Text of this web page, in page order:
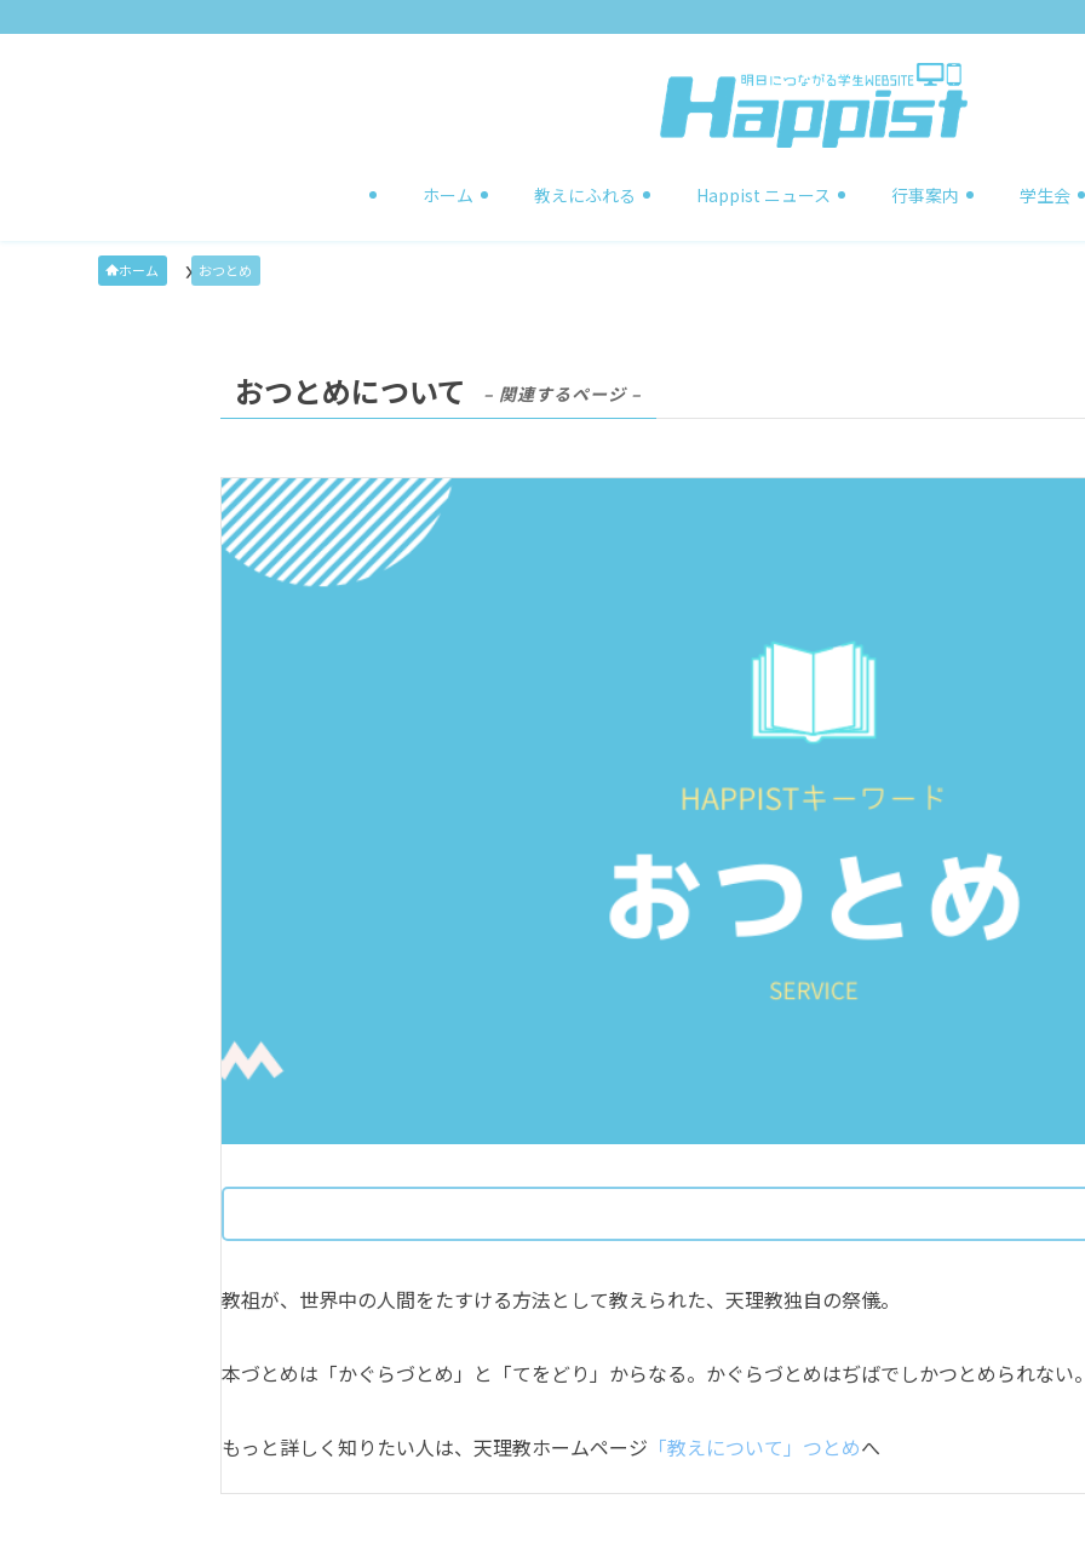
ホーム 教えにふれる Happist ニュース 行事案内 学生会
ホーム おつとめ
おつとめについて – 関連するページ –
教祖が、世界中の人間をたすける方法として教えられた、天理教独自の祭儀。
本づとめは「かぐらづとめ」と「てをどり」からなる。かぐらづとめはぢばでしかつとめられない
もっと詳しく知りたい人は、天理教ホームページ 「教えについて」つとめへ